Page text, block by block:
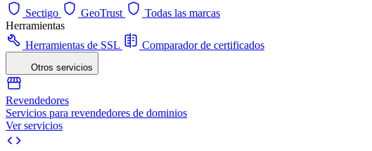
Sectigo
GeoTrust
Todas las marcas
Herramientas
Herramientas de SSL
Comparador de certificados
Otros servicios
Revendedores
Servicios para revendedores de dominios
Ver servicios